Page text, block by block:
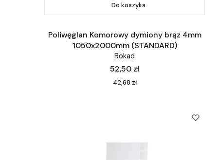
Do koszyka
Poliwęglan Komorowy dymiony brąz 4mm
1050x2000mm (STANDARD)
Rokad
Cena
52,50 zł
Cena
42,68 zł